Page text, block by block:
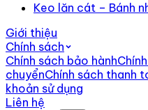
Keo lăn cát – Bánh
Giới thiệu
Chính sách
Chính sách bảo hành
chuyểnChính sách thanh
khoản sử dụng
Liên hệ